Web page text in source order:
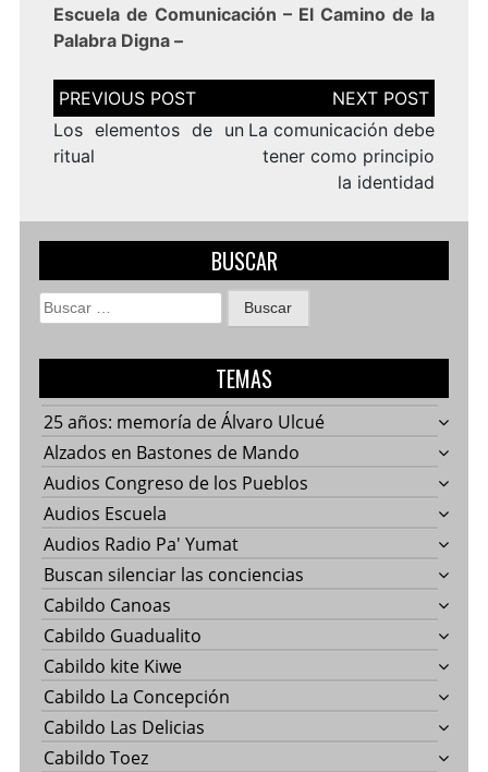
Escuela de Comunicación – El Camino de la
Palabra Digna –
Navegación
de
entradas
Los elementos de un
ritual
La comunicación debe
tener como principio
la identidad
BUSCAR
Buscar:
TEMAS
25 años: memoría de Álvaro Ulcué
Alzados en Bastones de Mando
Audios Congreso de los Pueblos
Audios Escuela
Audios Radio Pa' Yumat
Buscan silenciar las conciencias
Cabildo Canoas
Cabildo Guadualito
Cabildo kite Kiwe
Cabildo La Concepción
Cabildo Las Delicias
Cabildo Toez